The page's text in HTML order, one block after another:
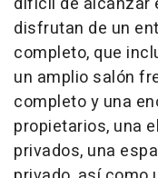
disfrutan de un
completo, que
un amplio salón
completo y una
propietarios, una
privados, una